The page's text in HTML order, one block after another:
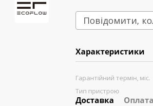
Повідомити,
Характеристики
Гарантійний термін, міс.
Тип пристрою
Доставка Оплата